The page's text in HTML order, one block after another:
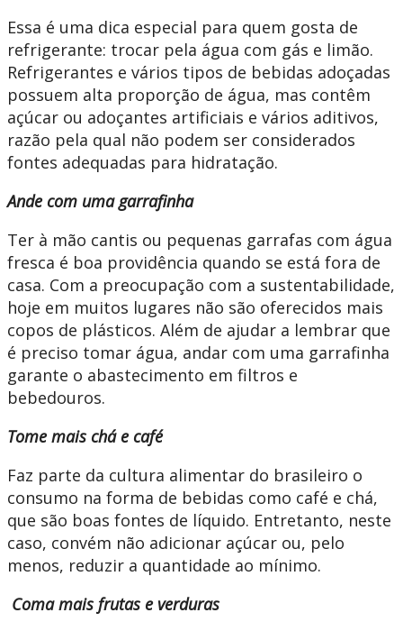
Essa é uma dica especial para quem gosta de
refrigerante: trocar pela água com gás e limão.
Refrigerantes e vários tipos de bebidas adoçadas
possuem alta proporção de água, mas contêm
açúcar ou adoçantes artificiais e vários aditivos,
razão pela qual não podem ser considerados
fontes adequadas para hidratação.
Ande com uma garrafinha
Ter à mão cantis ou pequenas garrafas com água
fresca é boa providência quando se está fora de
casa. Com a preocupação com a sustentabilidade,
hoje em muitos lugares não são oferecidos mais
copos de plásticos. Além de ajudar a lembrar que
é preciso tomar água, andar com uma garrafinha
garante o abastecimento em filtros e
bebedouros.
Tome mais chá e café
Faz parte da cultura alimentar do brasileiro o
consumo na forma de bebidas como café e chá,
que são boas fontes de líquido. Entretanto, neste
caso, convém não adicionar açúcar ou, pelo
menos, reduzir a quantidade ao mínimo.
Coma mais frutas e verduras